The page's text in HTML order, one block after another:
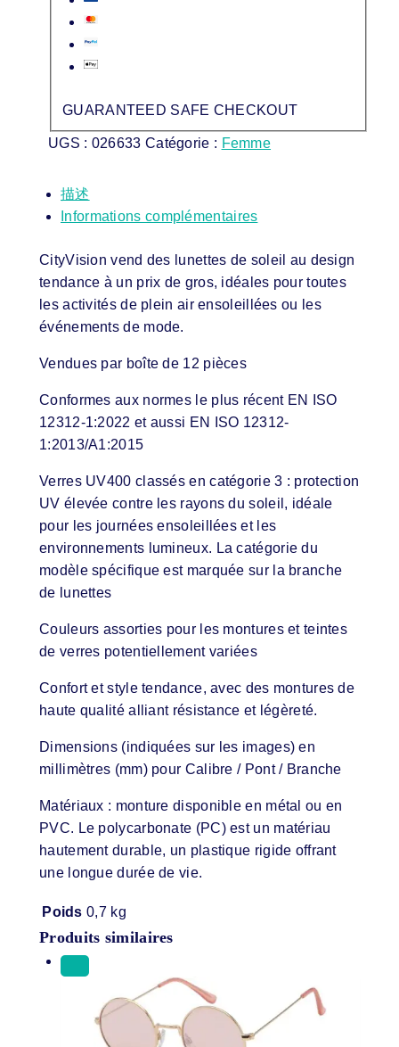
GUARANTEED SAFE CHECKOUT
UGS : 026633 Catégorie : Femme
描述
Informations complémentaires
CityVision vend des lunettes de soleil au design
tendance à un prix de gros, idéales pour toutes
les activités de plein air ensoleillées ou les
événements de mode.
Vendues par boîte de 12 pièces
Conformes aux normes le plus récent EN ISO
12312-1:2022 et aussi EN ISO 12312-
1:2013/A1:2015
Verres UV400 classés en catégorie 3 : protection
UV élevée contre les rayons du soleil, idéale
pour les journées ensoleillées et les
environnements lumineux. La catégorie du
modèle spécifique est marquée sur la branche
de lunettes
Couleurs assorties pour les montures et teintes
de verres potentiellement variées
Confort et style tendance, avec des montures de
haute qualité alliant résistance et légèreté.
Dimensions (indiquées sur les images) en
millimètres (mm) pour Calibre / Pont / Branche
Matériaux : monture disponible en métal ou en
PVC. Le polycarbonate (PC) est un matériau
hautement durable, un plastique rigide offrant
une longue durée de vie.
Poids 0,7 kg
Produits similaires